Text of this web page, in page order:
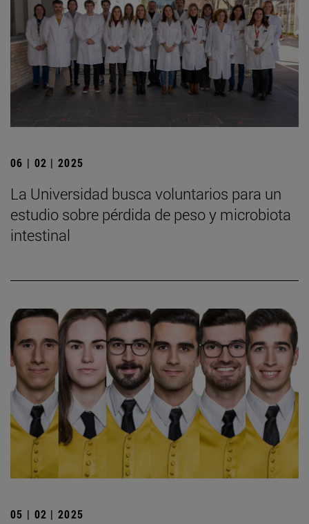
06 | 02 | 2025
La Universidad busca voluntarios para un
estudio sobre pérdida de peso y microbiota
intestinal
05 | 02 | 2025